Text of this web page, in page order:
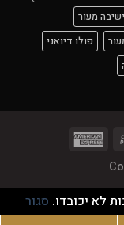
מעור
פולו דיואני
לא יכובדו. סגור